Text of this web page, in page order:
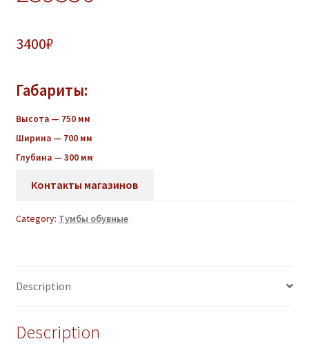
3400₽
Габариты:
Высота — 750 мм
Ширина — 700 мм
Глубина — 300 мм
Контакты магазинов
Category: Тумбы обувные
Description
Description